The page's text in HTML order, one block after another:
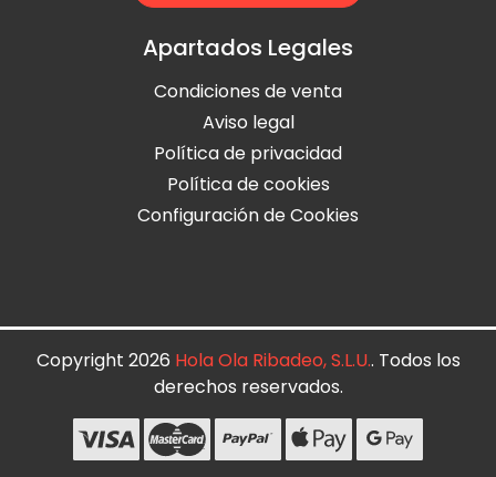
Apartados Legales
Condiciones de venta
Aviso legal
Política de privacidad
Política de cookies
Configuración de Cookies
Copyright 2026 Hola Ola Ribadeo, S.L.U.. Todos los
derechos reservados.